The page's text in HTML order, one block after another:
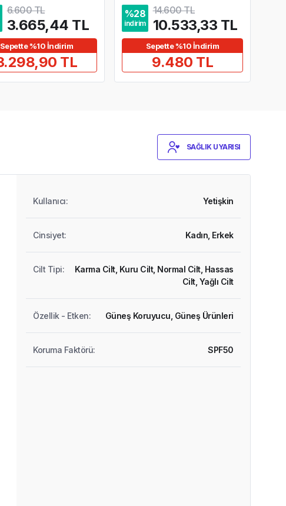
6.600 TL
3.665,44 TL
Sepette %10 İndirim
TL
%28
indirim
14.600 TL
10.533,33 TL
Sepette %10 İndirim
9.480 TL
SAĞLIK UYARISI
Kullanıcı: Yetişkin
Cinsiyet: Kadın, Erkek
Cilt Tipi: Karma Cilt, Kuru Cilt, Normal Cilt, Hassas
Cilt, Yağlı Cilt
Özellik - Etken: Güneş Koruyucu, Güneş Ürünleri
Koruma Faktörü: SPF50